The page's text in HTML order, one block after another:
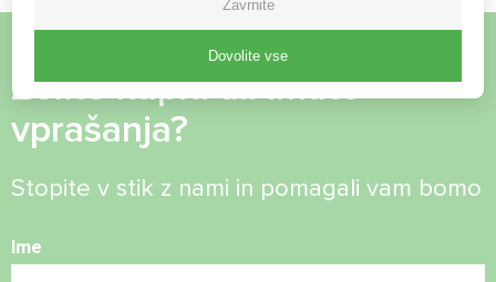
Želite kupiti ali imate
vprašanja?
Stopite v stik z nami in pomagali vam bomo
Ime
Zavrnite
Dovolite vse